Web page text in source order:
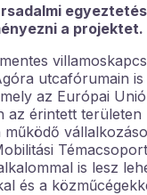
a projektet.
utcafórumain
az Európai
az érintett
is lesz
és a